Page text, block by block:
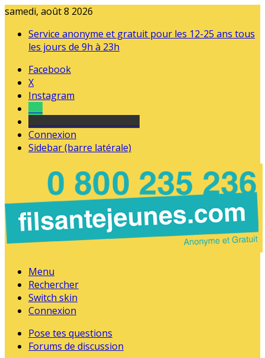
samedi, août 8 2026
Service anonyme et gratuit pour les 12-25 ans tous
les jours de 9h à 23h
Facebook
X
Instagram
Connexion
Sidebar (barre latérale)
Menu
Rechercher
Switch skin
Connexion
Pose tes questions
Forums de discussion